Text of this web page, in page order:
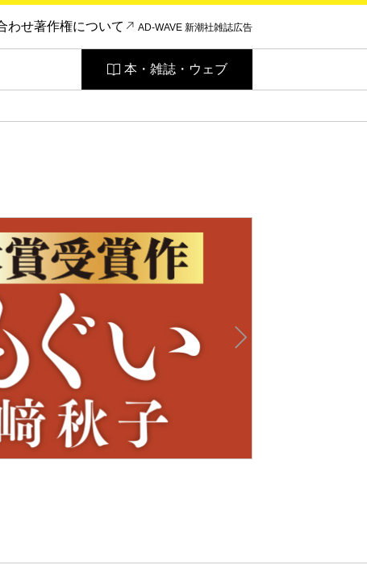
わせ著作権について AD-WAVE 新潮社雑誌広告
本・雑誌・ウェブ